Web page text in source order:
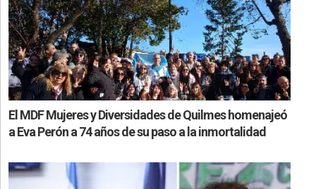
El MDF Mujeres y Diversidades de Quilmes homenajeó
a Eva Perón a 74 años de su paso a la inmortalidad